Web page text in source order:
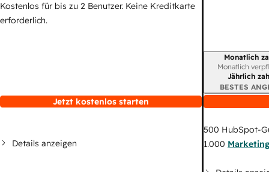
Kostenlos für bis zu 2 Benutzer. Keine Kreditkarte
erforderlich.
Jetzt kostenlos starten
Details anzeigen
Monatlich
Monatlich
Jährlich
BESTES
500 HubSpot-
1.000